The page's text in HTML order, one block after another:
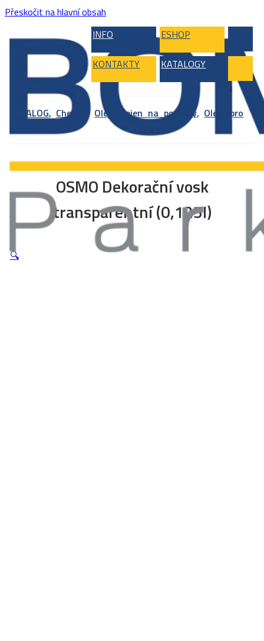
Přeskočit na hlavní obsah
INFO
ESHOP
KONTAKTY KATALOGY
KATALOG, Chemie , Oleje nejen na podlahy, Oleje pro
OSMO Dekorační vosk
transparentní (0,125l)
🔍